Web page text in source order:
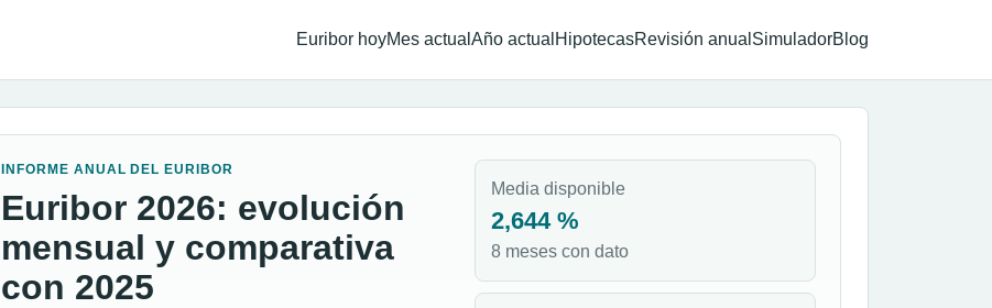
Euribor hoyMes actual Año actual HipotecasRevisión anual SimuladorBlog
INFORME ANUAL DEL EURIBOR
Euribor 2026: evolución
mensual y comparativa
con 2025
Media disponible
2,644 %
8 meses con dato